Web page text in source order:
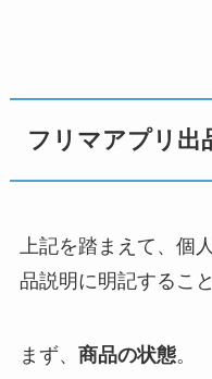
フリマアプリ出
上記を踏まえて、個
品説明に明記するこ
まず、 商品の状態。